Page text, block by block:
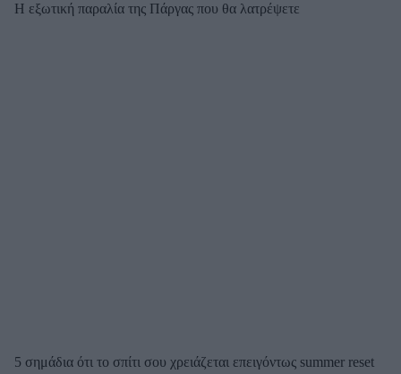
Η εξωτική παραλία της Πάργας που θα λατρέψετε
5 σημάδια ότι το σπίτι σου χρειάζεται επειγόντως summer reset